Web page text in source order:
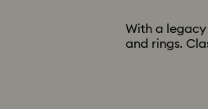
With a
and rings.